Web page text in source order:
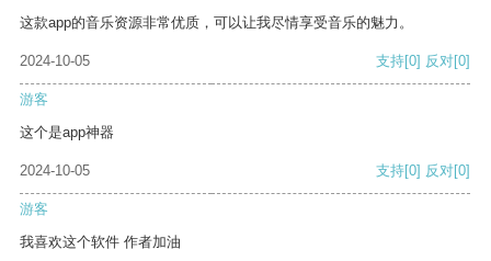
这款app的音乐资源非常优质，可以让我尽情享受音乐的魅力。
2024-10-05 支持[0] 反对[0]
游客
这个是app神器
2024-10-05 支持[0] 反对[0]
游客
我喜欢这个软件 作者加油